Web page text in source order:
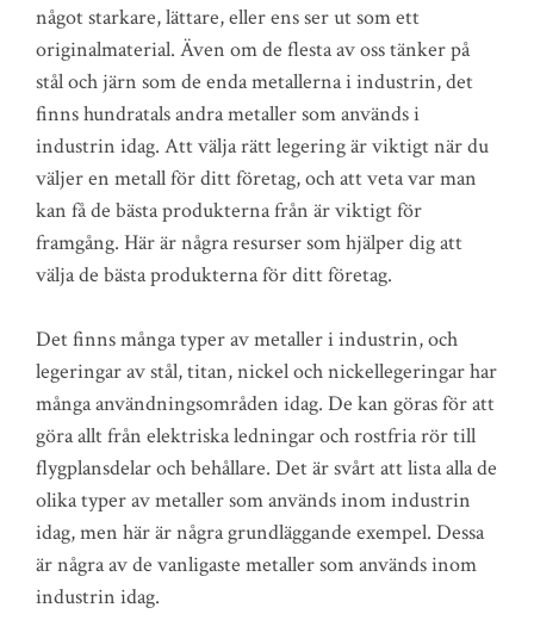
något starkare, lättare, eller ens ser ut som ett
originalmaterial. Även om de flesta av oss tänker på
stål och järn som de enda metallerna i industrin, det
finns hundratals andra metaller som används i
industrin idag. Att välja rätt legering är viktigt när du
väljer en metall för ditt företag, och att veta var man
kan få de bästa produkterna från är viktigt för
framgång. Här är några resurser som hjälper dig att
välja de bästa produkterna för ditt företag.
Det finns många typer av metaller i industrin, och
legeringar av stål, titan, nickel och nickellegeringar har
många användningsområden idag. De kan göras för att
göra allt från elektriska ledningar och rostfria rör till
flygplansdelar och behållare. Det är svårt att lista alla de
olika typer av metaller som används inom industrin
idag, men här är några grundläggande exempel. Dessa
är några av de vanligaste metaller som används inom
industrin idag.